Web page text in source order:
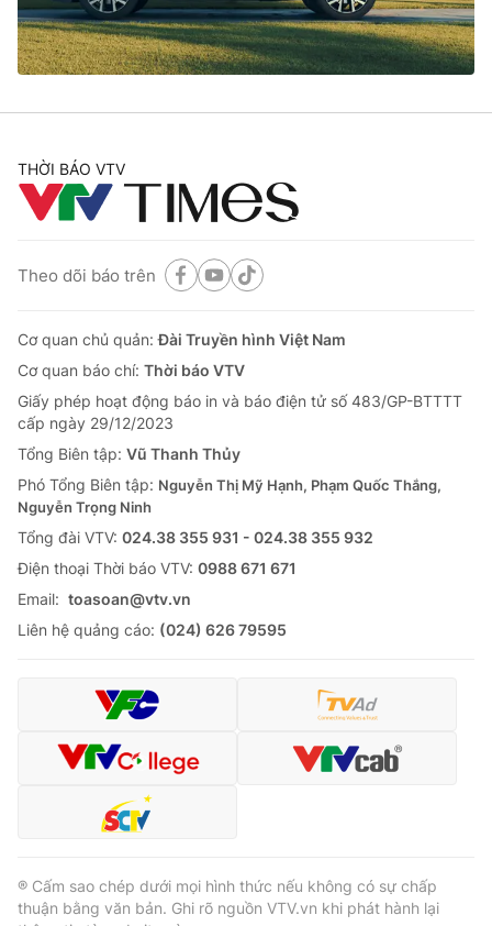
Thế giới đó đây
Câu chuyện quốc tế
Tài chính
Thị trường
Góc doanh nghiệp
Dữ liệu và đời sống
Truyền hình
Phim VTV
Hậu trường
Giải sao mai
Giải trí
Điện ảnh
Âm nhạc
Du lịch
Làm đẹp
Chất lượng cuộc sống
Tuyển sinh
Học trực tuyến
Công nghệ
Hitech Công nghệ tương lai
Sản phẩm
Thị trường
Tư vấn
Giao lưu trực tuyến
Lịch phát sóng
Chuyên mục khác
Emagazine Podcast
Video Shorts video
VTV Money
VTV Sức khoẻ Bất động sản
THỜI BÁO VTV
Theo dõi báo trên
Cơ quan chủ quản:Đài Truyền hình Việt Nam
Cơ quan báo chí: Thời báo VTV
Giấy phép hoạt động báo in và báo điện tử số 483/GP-BTTTT
cấp ngày 29/12/2023
Tổng Biên tập: Vũ Thanh Thủy
Phó Tổng Biên tập: Nguyễn Thị Mỹ Hạnh, Phạm Quốc Thắng,
Nguyễn Trọng Ninh
Tổng đài VTV: 024.38 355 931 - 024.38 355 932
Ðiện thoại Thời báo VTV: 0988 671 671
Email: toasoan@vtv.vn
Liên hệ quảng cáo: (024) 626 79595
® Cấm sao chép dưới mọi hình thức nếu không có sự chấp
thuận bằng văn bản. Ghi rõ nguồn VTV.vn khi phát hành lại